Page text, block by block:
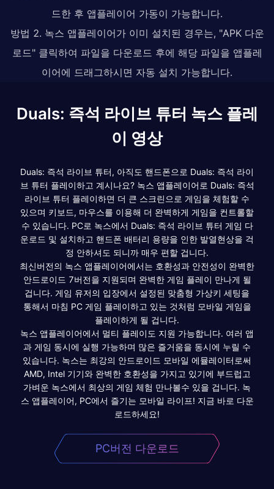
드한 후 앱플레이어 가동이 가능합니다.
방법 2. 녹스 앱플레이어가 이미 설치된 경우는, "APK 다운
로드" 클릭하여 파일을 다운로드 후에 해당 파일을 앱플레
이어에 드래그하시면 자동 설치 가능합니다.
Duals: 즉석 라이브 튜터 녹스 플레
이 영상
Duals: 즉석 라이브 튜터, 아직도 핸드폰으로 Duals: 즉석 라이
브 튜터 플레이하고 계시나요? 녹스 앱플레이어로 Duals: 즉석
라이브 튜터 플레이하면 더 큰 스크린으로 게임을 체험할 수
있으며 키보드, 마우스를 이용해 더 완벽하게 게임을 컨트롤할
수 있습니다. PC로 녹스에서 Duals: 즉석 라이브 튜터 게임 다
운로드 및 설치하고 핸드폰 배터리 용량을 인한 발열현상을 걱
정 안하셔도 되니까 매우 편할 겁니다.
최신버전의 녹스 앱플레이어에서는 호환성과 안전성이 완벽한
안드로이드 7버전을 지원되며 완벽한 게임 플레이 만나게 될
겁니다. 게임 유저의 입장에서 설정된 맞춤형 가상키 세팅을
통해서 마침 PC 게임 플레이하고 있는 것처럼 모바일 게임을
플레이하게 될 겁니다.
녹스 앱플레이어에서 멀티 플레이도 지원 가능합니다. 여러 앱
과 게임 동시에 실행 가능하며 많은 즐거움을 동시에 누릴 수
있습니다. 녹스는 최강의 안드로이드 모바일 에뮬레이터로써
AMD, Intel 기기와 완벽한 호환성을 가지고 있기에 부드럽고
가벼운 녹스에서 최상의 게임 체험 만나볼수 있을 겁니다. 녹
스 앱플레이어, PC에서 즐기는 모바일 라이프! 지금 바로 다운
로드하세요!
PC버전 다운로드